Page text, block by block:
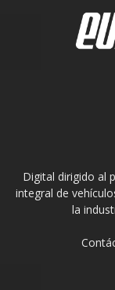
Digital dirigido al
integral de
la